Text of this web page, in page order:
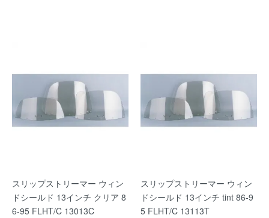
スリップストリーマー ウィン
ドシールド 13インチ クリア 8
6-95 FLHT/C 13013C
スリップストリーマー ウィン
ドシールド 13インチ tint 86-9
5 FLHT/C 13113T